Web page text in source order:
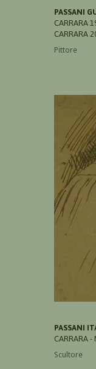
PASSANI
CARRARA
CARRARA
Pittore
PASSANI
CARRARA -
Scultore